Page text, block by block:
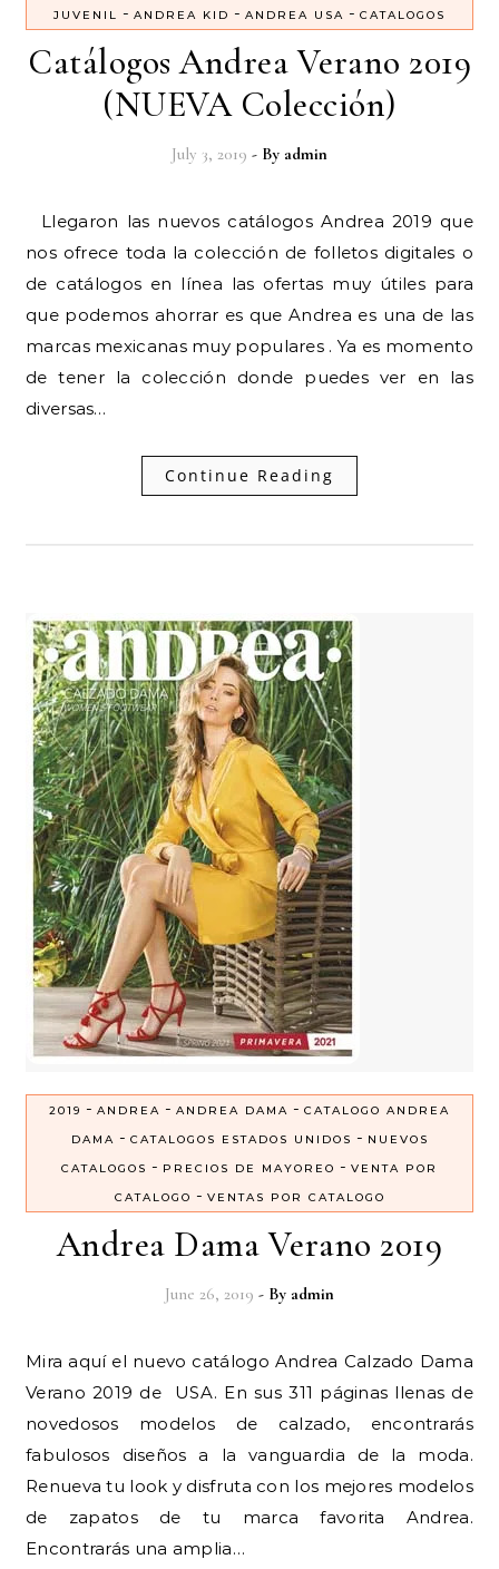
JUVENIL
- ANDREA KID - ANDREA USA - CATALOGOS
Catálogos Andrea Verano 2019
(NUEVA Colección)
July 3, 2019 - By admin
Llegaron las nuevos catálogos Andrea 2019 que
nos ofrece toda la colección de folletos digitales o
de catálogos en línea las ofertas muy útiles para
que podemos ahorrar es que Andrea es una de las
marcas mexicanas muy populares . Ya es momento
de tener la colección donde puedes ver en las
diversas…
Continue Reading
2019 - ANDREA - ANDREA DAMA - CATALOGO ANDREA
DAMA - CATALOGOS ESTADOS UNIDOS - NUEVOS
CATALOGOS - PRECIOS DE MAYOREO - VENTA POR
CATALOGO - VENTAS POR CATALOGO
Andrea Dama Verano 2019
June 26, 2019 - By admin
Mira aquí el nuevo catálogo Andrea Calzado Dama
Verano 2019 de USA. En sus 311 páginas llenas de
novedosos modelos de calzado, encontrarás
fabulosos diseños a la vanguardia de la moda.
Renueva tu look y disfruta con los mejores modelos
de zapatos de tu marca favorita Andrea.
Encontrarás una amplia…